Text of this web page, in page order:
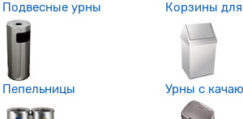
Подвесные урны Корзины
Пепельницы Урны с